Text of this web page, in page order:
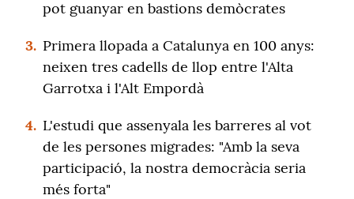
pot guanyar en bastions demòcrates
3. Primera llopada a Catalunya en 100 anys:
neixen tres cadells de llop entre l'Alta
Garrotxa i l'Alt Empordà
4. L'estudi que assenyala les barreres al vot
de les persones migrades: "Amb la seva
participació, la nostra democràcia seria
més forta"